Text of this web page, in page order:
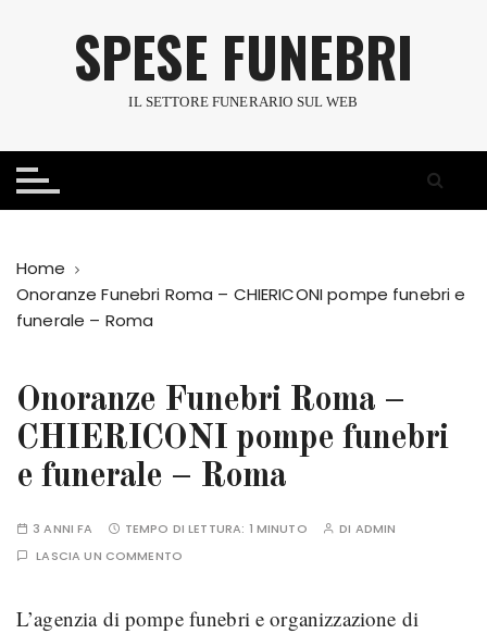
a
SPESE FUNEBRI
IL SETTORE FUNERARIO SUL WEB
Home
Onoranze Funebri Roma – CHIERICONI pompe funebri e
funerale – Roma
Onoranze Funebri Roma –
CHIERICONI pompe funebri
e funerale – Roma
3 ANNI FA TEMPO DI LETTURA: 1 MINUTO DI ADMIN
LASCIA UN COMMENTO
L’agenzia di pompe funebri e organizzazione di